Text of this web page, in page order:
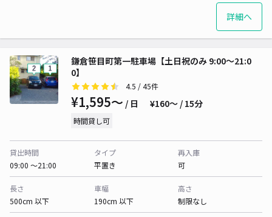
詳細へ
鎌倉笹目町第一駐車場【土日祝のみ 9:00～21:0
0】
4.5 / 45件
¥1,595〜 / 日 ¥160〜 / 15分
時間貸し可
貸出時間
09:00 〜21:00
タイプ
平置き
再入庫
可
長さ
500cm 以下
車幅
190cm 以下
高さ
制限なし